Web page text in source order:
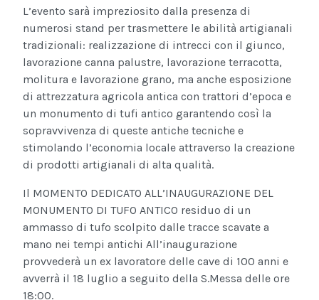
L’evento sarà impreziosito dalla presenza di
numerosi stand per trasmettere le abilità artigianali
tradizionali: realizzazione di intrecci con il giunco,
lavorazione canna palustre, lavorazione terracotta,
molitura e lavorazione grano, ma anche esposizione
di attrezzatura agricola antica con trattori d’epoca e
un monumento di tufi antico garantendo così la
sopravvivenza di queste antiche tecniche e
stimolando l’economia locale attraverso la creazione
di prodotti artigianali di alta qualità.
Il MOMENTO DEDICATO ALL’INAUGURAZIONE DEL
MONUMENTO DI TUFO ANTICO residuo di un
ammasso di tufo scolpito dalle tracce scavate a
mano nei tempi antichi All’inaugurazione
provvederà un ex lavoratore delle cave di 100 anni e
avverrà il 18 luglio a seguito della S.Messa delle ore
18:00.